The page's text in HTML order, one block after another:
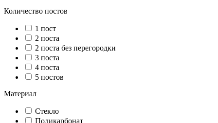
Количество постов
1 пост
2 поста
2 поста без перегородки
3 поста
4 поста
5 постов
Материал
Стекло
Поликарбонат